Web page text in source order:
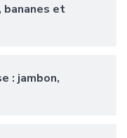
bananes et
: jambon,